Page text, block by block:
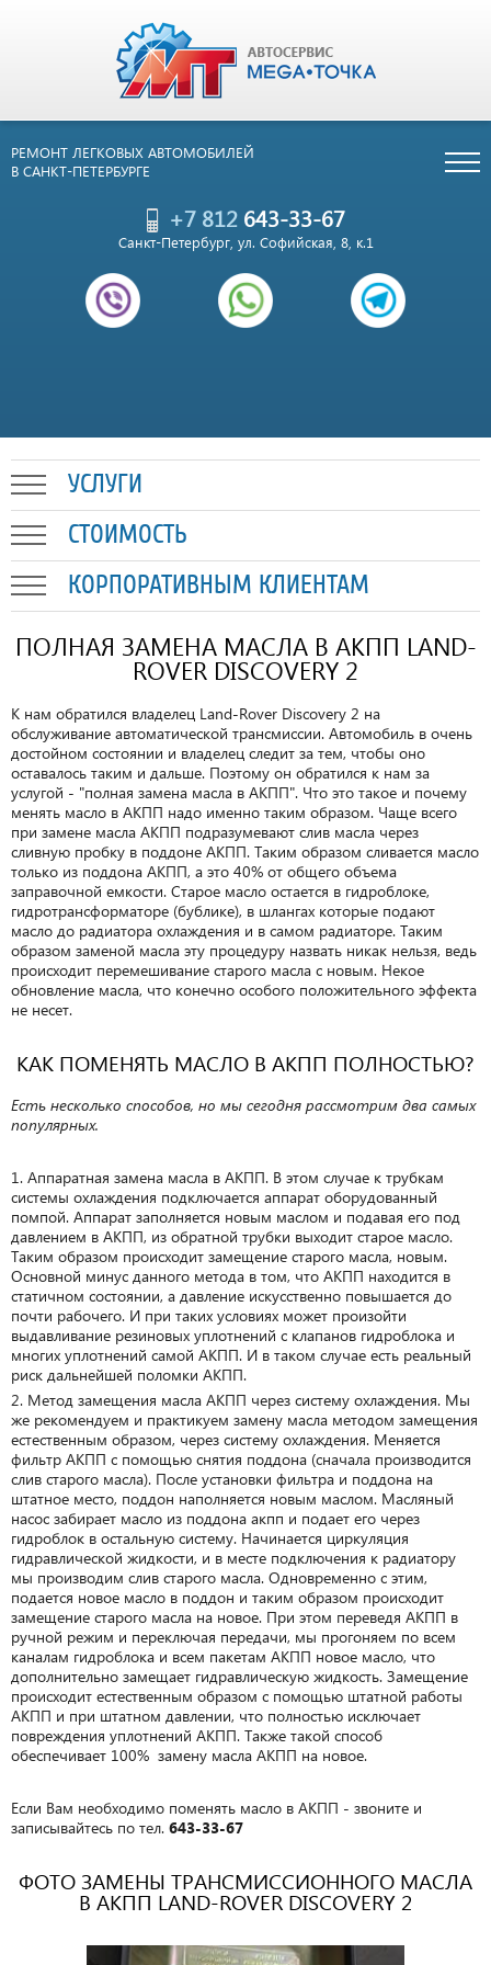
РЕМОНТ ЛЕГКОВЫХ АВТОМОБИЛЕЙ
В САНКТ-ПЕТЕРБУРГЕ
+7 812643-33-67
Санкт-Петербург, ул. Софийская, 8, к.1
УСЛУГИ
СТОИМОСТЬ
КОРПОРАТИВНЫМ КЛИЕНТАМ
ПОЛНАЯ ЗАМЕНА МАСЛА В АКПП LAND-
ROVER DISCOVERY 2
К нам обратился владелец Land-Rover Discovery 2 на
обслуживание автоматической трансмиссии. Автомобиль в очень
достойном состоянии и владелец следит за тем, чтобы оно
оставалось таким и дальше. Поэтому он обратился к нам за
услугой - "полная замена масла в АКПП". Что это такое и почему
менять масло в АКПП надо именно таким образом. Чаще всего
при замене масла АКПП подразумевают слив масла через
сливную пробку в поддоне АКПП. Таким образом сливается масло
только из поддона АКПП, а это 40% от общего объема
заправочной емкости. Старое масло остается в гидроблоке,
гидротрансформаторе (бублике), в шлангах которые подают
масло до радиатора охлаждения и в самом радиаторе. Таким
образом заменой масла эту процедуру назвать никак нельзя, ведь
происходит перемешивание старого масла с новым. Некое
обновление масла, что конечно особого положительного эффекта
не несет.
КАК ПОМЕНЯТЬ МАСЛО В АКПП ПОЛНОСТЬЮ?
Есть несколько способов, но мы сегодня рассмотрим два самых
популярных.
Аппаратная замена масла в АКПП. В этом случае к трубкам
системы охлаждения подключается аппарат оборудованный
помпой. Аппарат заполняется новым маслом и подавая его под
давлением в АКПП, из обратной трубки выходит старое масло.
Таким образом происходит замещение старого масла, новым.
Основной минус данного метода в том, что АКПП находится в
статичном состоянии, а давление искусственно повышается до
почти рабочего. И при таких условиях может произойти
выдавливание резиновых уплотнений с клапанов гидроблока и
многих уплотнений самой АКПП. И в таком случае есть реальный
риск дальнейшей поломки АКПП.
Метод замещения масла АКПП через систему охлаждения. Мы
же рекомендуем и практикуем замену масла методом замещения
естественным образом, через систему охлаждения. Меняется
фильтр АКПП с помощью снятия поддона (сначала производится
слив старого масла). После установки фильтра и поддона на
штатное место, поддон наполняется новым маслом. Масляный
насос забирает масло из поддона акпп и подает его через
гидроблок в остальную систему. Начинается циркуляция
гидравлической жидкости, и в месте подключения к радиатору
мы производим слив старого масла. Одновременно с этим,
подается новое масло в поддон и таким образом происходит
замещение старого масла на новое. При этом переведя АКПП в
ручной режим и переключая передачи, мы прогоняем по всем
каналам гидроблока и всем пакетам АКПП новое масло, что
дополнительно замещает гидравлическую жидкость. Замещение
происходит естественным образом с помощью штатной работы
АКПП и при штатном давлении, что полностью исключает
повреждения уплотнений АКПП. Также такой способ
обеспечивает 100% замену масла АКПП на новое.
Если Вам необходимо поменять масло в АКПП - звоните и
записывайтесь по тел. 643-33-67
ФОТО ЗАМЕНЫ ТРАНСМИССИОННОГО МАСЛА
В АКПП LAND-ROVER DISCOVERY 2